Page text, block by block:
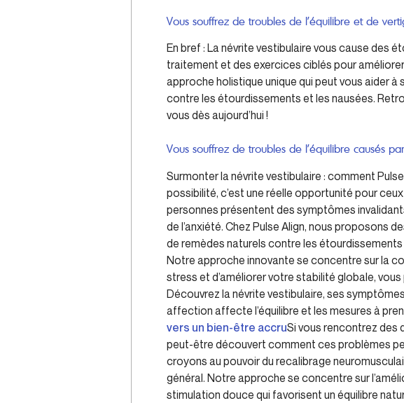
Vous souffrez de troubles de l’équilibre et de
En bref : La névrite vestibulaire vous cause des
traitement et des exercices ciblés pour
approche holistique unique qui peut vous aider
contre les étourdissements et les nausées.
vous dès aujourd’hui !
Vous souffrez de troubles de l’équilibre causés
Surmonter la névrite vestibulaire : comment
possibilité, c’est une réelle opportunité pour
personnes présentent des symptômes
de l’anxiété. Chez Pulse Align, nous proposons
de remèdes naturels contre les
Notre approche innovante se concentre sur la
stress et d’améliorer votre stabilité globale,
Découvrez la névrite vestibulaire, ses
affection affecte l’équilibre et les mesures à
vers un bien-être accruSi vous rencontrez des
peut-être découvert comment ces problèmes
croyons au pouvoir du recalibrage
général. Notre approche se concentre sur
stimulation douce qui favorisent un équilibre